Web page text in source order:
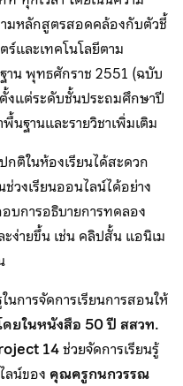
ามหลักสูตรสอดคล้องกับตัวชี้
และเทคโนโลยีตาม
น พุทธศักราช 2551 (ฉบับ
แต่ระดับชั้นประถมศึกษาปี
นฐานและรายวิชาเพิ่มเติม
กติในห้องเรียนได้สะดวก
วงเรียนออนไลน์ได้อย่าง
บการอธิบายการทดลอง
ะง่ายขึ้น เช่น คลิปสั้น แอนิเม
การจัดการเรียนการสอนให้
ดยในหนังสือ 50 ปี สสวท.
14ช่วยจัดการเรียนรู้
ลน์ของ คุณครูกนกวรรณ